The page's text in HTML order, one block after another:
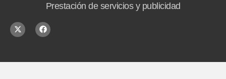
Prestación de servicios y publicidad